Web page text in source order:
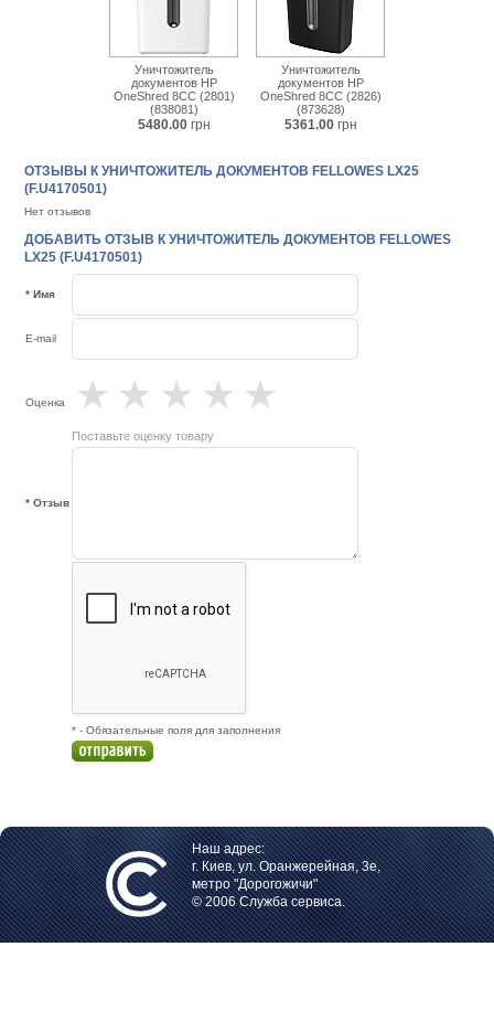
Уничтожитель
документов HP
OneShred 8CC (2801)
(838081)
5480.00 грн
Уничтожитель
документов HP
OneShred 8CC (2826)
(873628)
5361.00 грн
ОТЗЫВЫ К УНИЧТОЖИТЕЛЬ ДОКУМЕНТОВ FELLOWES LX25
(F.U4170501)
Нет отзывов
ДОБАВИТЬ ОТЗЫВ К УНИЧТОЖИТЕЛЬ ДОКУМЕНТОВ FELLOWES
LX25 (F.U4170501)
* Имя
E-mail
Оценка ★
★
★
★
★
Поставьте оценку товару
* Отзыв
* - Обязательные поля для заполнения
Наш адрес:
г. Киев, ул. Оранжерейная, 3е,
метро "Дорогожичи"
© 2006 Служба сервиса.